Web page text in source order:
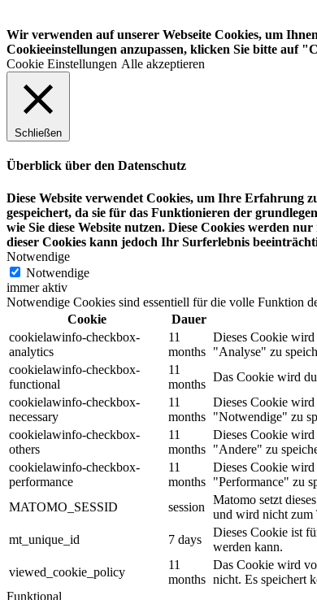
Wir verwenden auf unserer Webseite Cookies, um
Cookieeinstellungen anzupassen, klicken Sie bitte auf
Cookie Einstellungen Alle akzeptieren
Schließen
Überblick über den Datenschutz
Diese Website verwendet Cookies, um Ihre Erfahrung
gespeichert, da sie für das Funktionieren der
wie Sie diese Website nutzen. Diese Cookies werden
dieser Cookies kann jedoch Ihr Surferlebnis
Notwendige
Notwendige
immer aktiv
Notwendige Cookies sind essentiell für die volle Funktion
Cookie
Dauer
cookielawinfo-checkbox-
analytics
11
months
Dieses Cookie
"Analyse" zu
cookielawinfo-checkbox-
functional
11
months
Das Cookie wird
cookielawinfo-checkbox-
necessary
11
months
Dieses Cookie
"Notwendige" zu
cookielawinfo-checkbox-
others
11
months
Dieses Cookie
"Andere" zu
cookielawinfo-checkbox-
performance
11
months
Dieses Cookie
"Performance" zu
MATOMO_SESSID
session
Matomo setzt
und wird nicht zum
mt_unique_id
7 days
Dieses Cookie ist
werden kann.
viewed_cookie_policy
11
months
Das Cookie wird
nicht. Es speichert
Funktional